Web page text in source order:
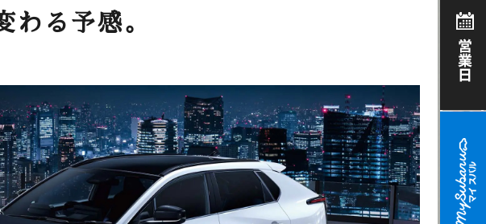
わる予感。